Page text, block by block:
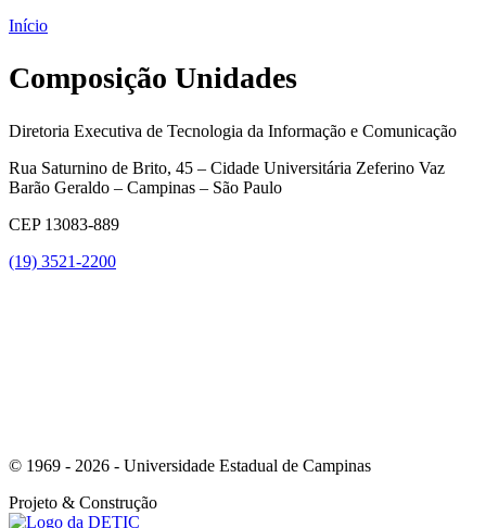
Início
Composição Unidades
Diretoria Executiva de Tecnologia da Informação e Comunicação
Rua Saturnino de Brito, 45 – Cidade Universitária Zeferino Vaz
Barão Geraldo – Campinas – São Paulo
CEP 13083-889
(19) 3521-2200
© 1969 - 2026 - Universidade Estadual de Campinas
Projeto & Construção